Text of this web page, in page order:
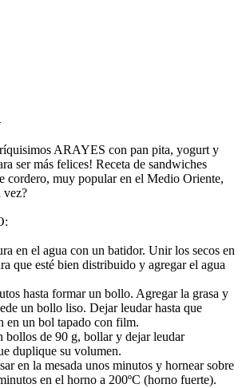
ARAYES con pan pita, yogurt y
ser más felices! Receta de sandwiches
cordero, muy popular en el Medio Oriente,
vez?
en el agua con un batidor. Unir los secos en
que esté bien distribuido y agregar el agua
hasta formar un bollo. Agregar la grasa y
un bollo liso. Dejar leudar hasta que
en un bol tapado con film.
bollos de 90 g, bollar y dejar leudar
duplique su volumen.
en la mesada unos minutos y hornear sobre
en el horno a 200ºC (horno fuerte).